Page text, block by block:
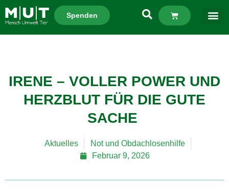
Spenden
IRENE – VOLLER POWER UND
HERZBLUT FÜR DIE GUTE
SACHE
Aktuelles
Not und Obdachlosenhilfe
Februar 9, 2026